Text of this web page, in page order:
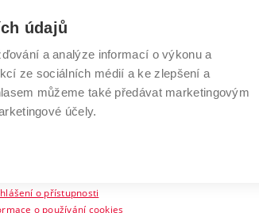
UČENÍ TECHNICKÉ V BRNĚ
548/1
00 Brno
www.vut.cz
o přístupnosti
o používání cookies
údajů
a analýze informací o výkonu a
ze sociálních médií a ke zlepšení a
můžeme také předávat marketingovým
účely.